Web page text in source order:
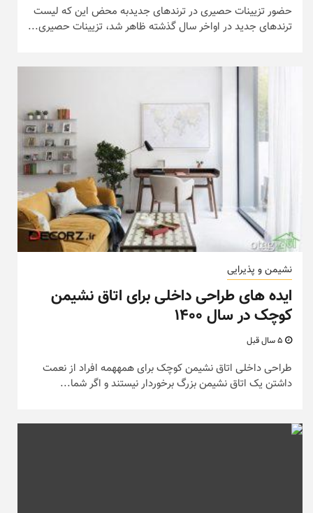
حضور تزیینات حصیری در ترندهای جدیدبه محض این که لیست
ترندهای جدید در اواخر سال گذشته ظاهر شد، تزیینات حصیری...
نشیمن و پذیرایی
ایده های طراحی داخلی برای اتاق نشیمن
کوچک در سال ۱۴۰۰
طراحی داخلی اتاق نشیمن کوچک برای همههمه افراد از نعمت
داشتن یک اتاق نشیمن بزرگ برخوردار نیستند و اگر شما...